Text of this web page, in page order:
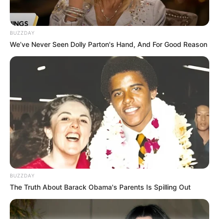
Tampil Lebih Modern, 7 Potret
Hasil Renovasi Rumah Berusia
90 Tahun
BUZZDAY
We’ve Never Seen Dolly Parton's Hand, And For Good Reason
BUZZDAY
The Truth About Barack Obama's Parents Is Spilling Out